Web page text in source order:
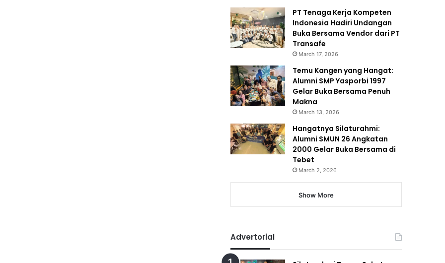
PT Tenaga Kerja Kompeten
Indonesia Hadiri Undangan
Buka Bersama Vendor dari PT
Transafe
March 17, 2026
Temu Kangen yang Hangat:
Alumni SMP Yasporbi 1997
Gelar Buka Bersama Penuh
Makna
March 13, 2026
Hangatnya Silaturahmi:
Alumni SMUN 26 Angkatan
2000 Gelar Buka Bersama di
Tebet
March 2, 2026
Show More
Advertorial